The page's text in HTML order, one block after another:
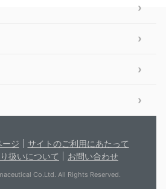
ージ
サイトのご利用にあたって
扱いについて
お問い合わせ
Co.Ltd. All Rights Reserved.